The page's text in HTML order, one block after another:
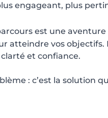
engageant, plus
est une
atteindre vos
et confiance.
: c’est la solution